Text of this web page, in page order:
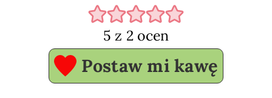
5 z 2 ocen
Postaw mi kawę